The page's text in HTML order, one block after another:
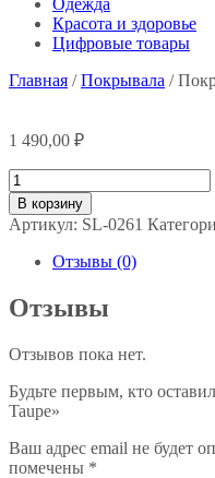
Одежда
Красота и здоровье
Цифровые товары
Главная /Покрывала /
1 490,00 ₽
Количество
товара
Покрывало
PPL-
В корзину
Артикул: SL-0261
Отзывы (0)
Отзывы
Отзывов пока нет.
Будьте первым, кто
Taupe»
Ваш адрес email не будет
помечены *